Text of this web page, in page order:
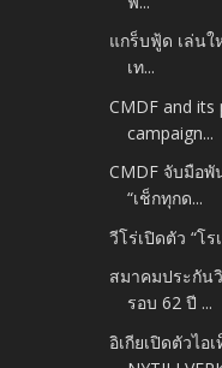
แกร็บฟู้ด เล่น
เท...
CMDF and its
campaign...
CMDF จับมือ
“เช็กทุกด...
วีโร่เปิดตัว “โร
สมาคมประกัน
รอบ 62 ปี ...
อิเกียเปิดตัวไอ